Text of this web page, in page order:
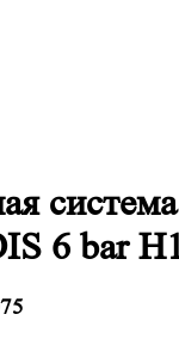
система
6 bar